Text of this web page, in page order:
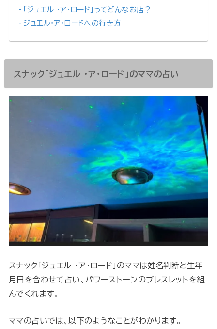
「ジュエル ・ア・ロード」ってどんなお店？
ジュエル・ア・ロードへの行き方
スナック「ジュエル ・ア・ロード」のママの占い
スナック「ジュエル ・ア・ロード」のママは姓名判断と生年
月日を合わせて占い、パワーストーンのブレスレットを組
んでくれます。
ママの占いでは、以下のようなことがわかります。